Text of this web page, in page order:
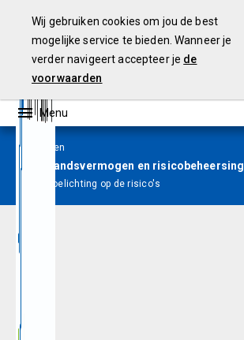
Wij gebruiken cookies om jou de best
mogelijke service te bieden. Wanneer je
verder navigeert accepteer je de
voorwaarden
Paragrafen
Weerstandsvermogen en risicobeheersing
Toelichting op de risico's